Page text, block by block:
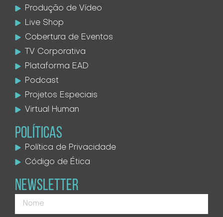
Produção de Vídeo
Live Shop
Cobertura de Eventos
TV Corporativa
Plataforma EAD
Podcast
Projetos Especiais
Virtual Human
POLÍTICAS
Política de Privacidade
Código de Ética
NEWSLETTER